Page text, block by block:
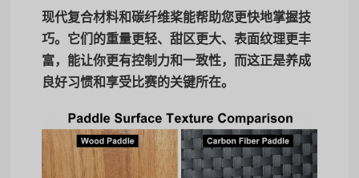
现代复合材料和碳纤维桨能帮助您更快地掌握技
巧。它们的重量更轻、甜区更大、表面纹理更丰
富，能让你更有控制力和一致性，而这正是养成
良好习惯和享受比赛的关键所在。